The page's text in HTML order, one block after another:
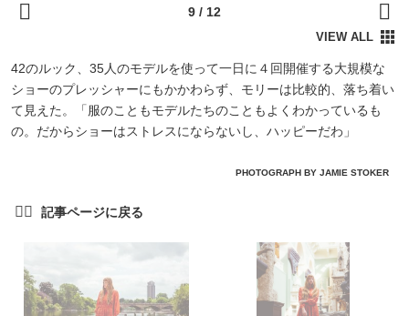
42のルック、35人のモデルを使って一日に４回開催する大規模な
ショーのプレッシャーにもかかわらず、モリーは比較的、落ち着い
て見えた。「服のこともモデルたちのこともよくわかっているも
の。だからショーはストレスにならないし、ハッピーだわ」
PHOTOGRAPH BY JAMIE STOKER